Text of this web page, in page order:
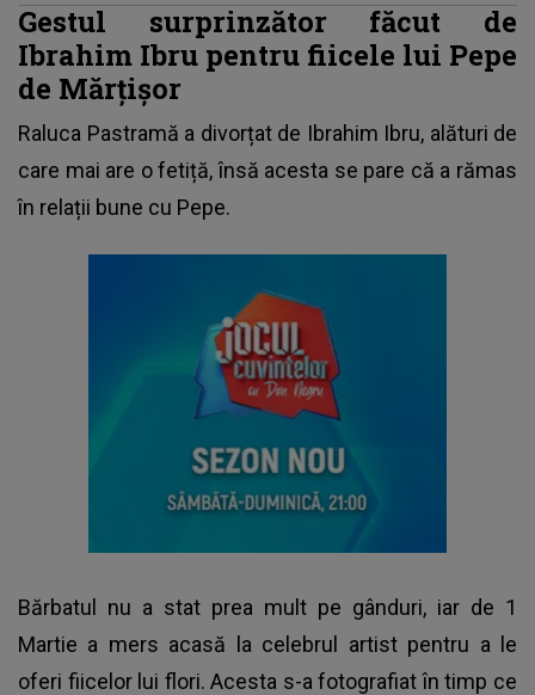
Gestul surprinzător făcut de
Ibrahim Ibru pentru fiicele lui Pepe
de Mărțișor
Raluca Pastramă a divorțat de Ibrahim Ibru, alături de
care mai are o fetiță, însă acesta se pare că a rămas
în relații bune cu Pepe.
Bărbatul nu a stat prea mult pe gânduri, iar de 1
Martie a mers acasă la celebrul artist pentru a le
oferi fiicelor lui flori. Acesta s-a fotografiat în timp ce